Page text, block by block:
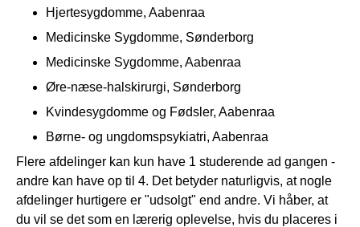
Hjertesygdomme, Aabenraa
Medicinske Sygdomme, Sønderborg
Medicinske Sygdomme, Aabenraa
Øre-næse-halskirurgi, Sønderborg
Kvindesygdomme og Fødsler, Aabenraa
Børne- og ungdomspsykiatri, Aabenraa
Flere afdelinger kan kun have 1 studerende ad gangen -
andre kan have op til 4. Det betyder naturligvis, at nogle
afdelinger hurtigere er "udsolgt" end andre. Vi håber, at
du vil se det som en lærerig oplevelse, hvis du placeres i